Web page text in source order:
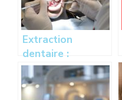
Extraction
dentaire :
conseils,
traitement et
durée de